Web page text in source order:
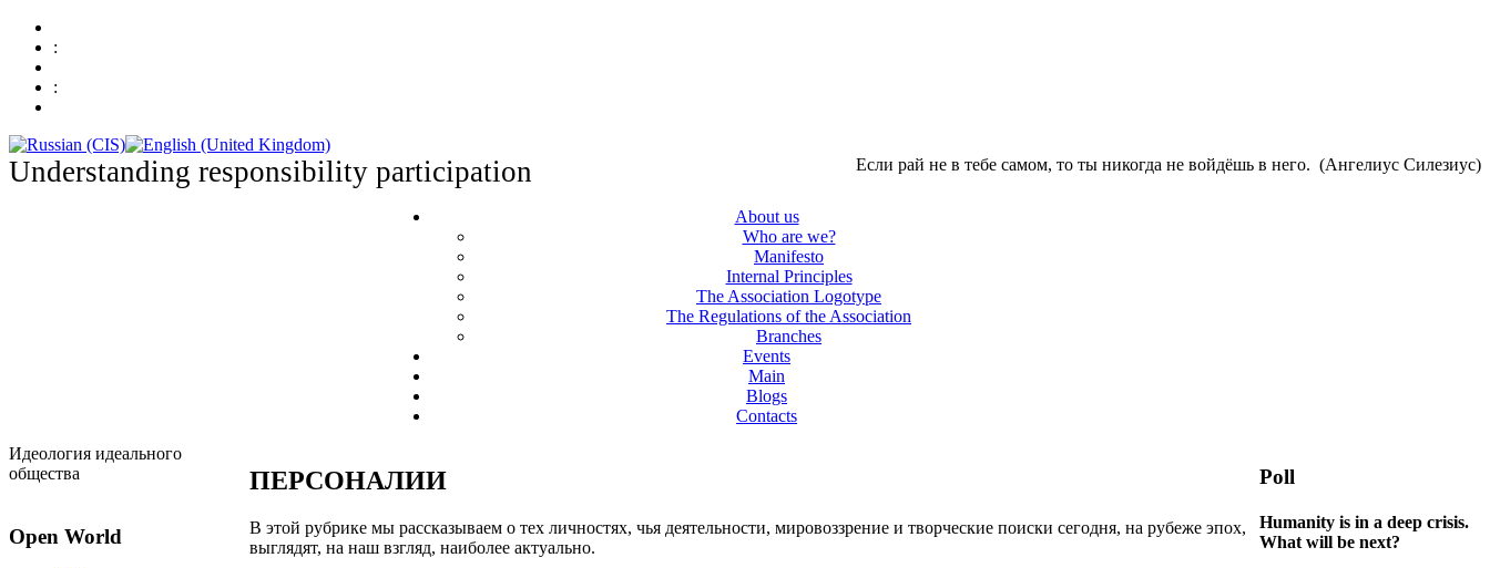
:
:
Understanding responsibility participation Если рай не в тебе самом, то ты никогда не войдёшь в него. (Ангелиус Силезиус)
About us
Who are we?
Manifesto
Internal Principles
The Association Logotype
The Regulations of the Association
Branches
Events
Main
Blogs
Contacts
Идеология идеального
общества
Open World
ПЕРСОНАЛИИ
В этой рубрике мы рассказываем о тех личностях, чья деятельности, мировоззрение и творческие поиски сегодня, на рубеже эпох,
выглядят, на наш взгляд, наиболее актуально.
Poll
Humanity is in a deep crisis.
What will be next?